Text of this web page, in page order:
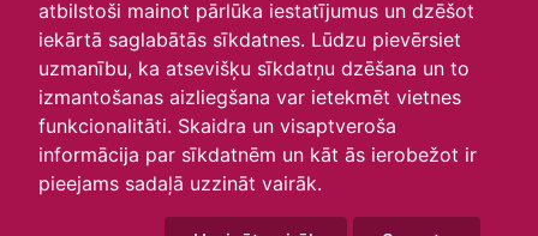
atbilstoši mainot pārlūka iestatījumus un dzēšot
iekārtā saglabātās sīkdatnes. Lūdzu pievērsiet
uzmanību, ka atsevišķu sīkdatņu dzēšana un to
izmantošanas aizliegšana var ietekmēt vietnes
funkcionalitāti. Skaidra un visaptveroša
informācija par sīkdatnēm un kāt ās ierobežot ir
pieejams sadaļā uzzināt vairāk.
līdz mūsu galdam”, izmantojot otrreiz pārstrādājamus
materiālus.
Kopīgi domāja komandas nosaukumu, ēda ābolus, lai
iegūtu ābola sēklas, un ar lielu aizrautību veidoja savu
darbu.
Mūsu 3.klase ir ieguvusi
3. vietu konkursā “No
saimniecības līdz tavam galdam”!
Īpašs prieks arī par saņemtajām balvām – laimētas
spēles, kuras noteikti varēs izmantot pēc stundām, lai